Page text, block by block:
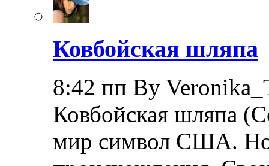
Ковбойская шляпа
8:42 пп By
Ковбойская шляпа
мир символ США. Но